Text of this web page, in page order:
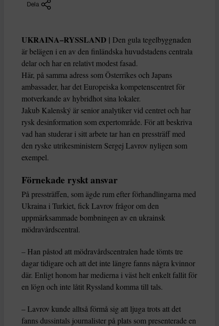
Dela
UKRAINA–RYSSLAND | Den gula tegelbyggnaden
är belägen i en av den finländska huvudstadens centrala
delar och har en relativt modest fasad.
Här, på samma adress som Österrikes och Japans
ambassader, har det Europeiska kompetenscentret för
motverkande av hybridhot sina lokaler.
Jakub Kalenský är senior analytiker vid centret och har
rysk desinformation som expertområde. För att beskriva
vad han studerar i sitt arbete tar han en pressträff med
den ryske utrikesministern Sergej Lavrov nyligen som
exempel.
Förnekade ryskt ansvar
På pressträffen, som ägde rum efter förhandlingarna med
Ukraina i Turkiet, fick Lavrov frågor om den
uppmärksammade bombningen av en ukrainsk
mödravårdscentral.
– Han påstod att mödravårdscentralen hade tömts tre
dagar tidigare och att det inte längre fanns några kvinnor
där. Enligt honom har medierna i väst helt enkelt fallit för
en lögn och inte låtit Ryssland komma till tals.
– Lavrov kunde alltså förmå sig att ljuga trots att det
fanns dussintals journalister på plats som presenterade en